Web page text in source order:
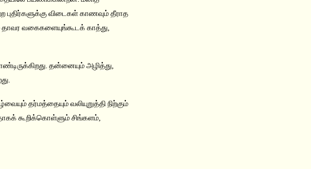
விடைகள் காணவும் தீராத
தாவர வகைகளையுங்கூடக் காத்து,
தன்னையும் அழித்து,
தர்மத்தையும் வலியுறுத்தி நிற்கும்
கூறிக்கொள்ளும் சிங்களம்,